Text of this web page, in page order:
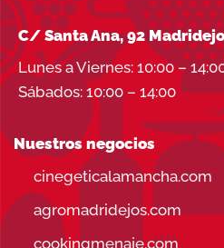
C/ Santa Ana, 92
Lunes a Viernes: 10:00 –
Sábados: 10:00 – 14:00
Nuestros negocios
cinegeticalamancha.com
agromadridejos.com
cookingmenaje.com